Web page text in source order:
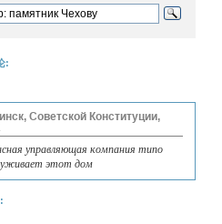
:
Советской Конституции,
управляющая компания типо
этот дом